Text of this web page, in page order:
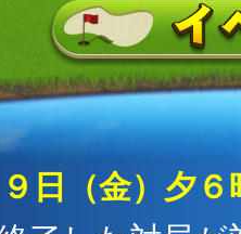
日（金）夕